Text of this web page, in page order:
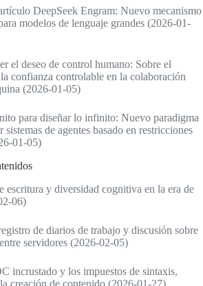
DeepSeek Engram: Nuevo mecanismo
modelos de lenguaje grandes (2026-01-
el deseo de control humano: Sobre el
confianza controlable en la colaboración
(2026-01-05)
para diseñar lo infinito: Nuevo paradigma
sistemas de agentes basado en restricciones
01-05)
escritura y diversidad cognitiva en la era de
06)
de diarios de trabajo y discusión sobre
servidores (2026-02-05)
incrustado y los impuestos de sintaxis,
creación de contenido (2026-01-27)